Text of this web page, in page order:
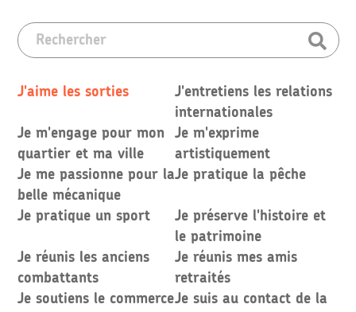
J'aime les sorties
J'entretiens les relations
internationales
Je m'engage pour mon
quartier et ma ville
Je m'exprime
artistiquement
Je me passionne pour la
belle mécanique
Je pratique la pêche
Je pratique un sport
Je préserve l'histoire et
le patrimoine
Je réunis les anciens
combattants
Je réunis mes amis
retraités
Je soutiens le commerceJe suis au contact de la